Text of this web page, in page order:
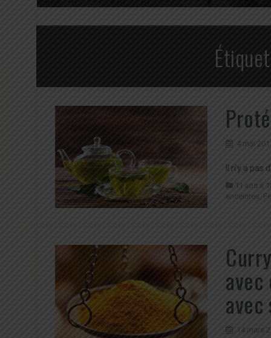
4 mai
Il n’y a
11 ans à
enceintes ,
avec
14 mars